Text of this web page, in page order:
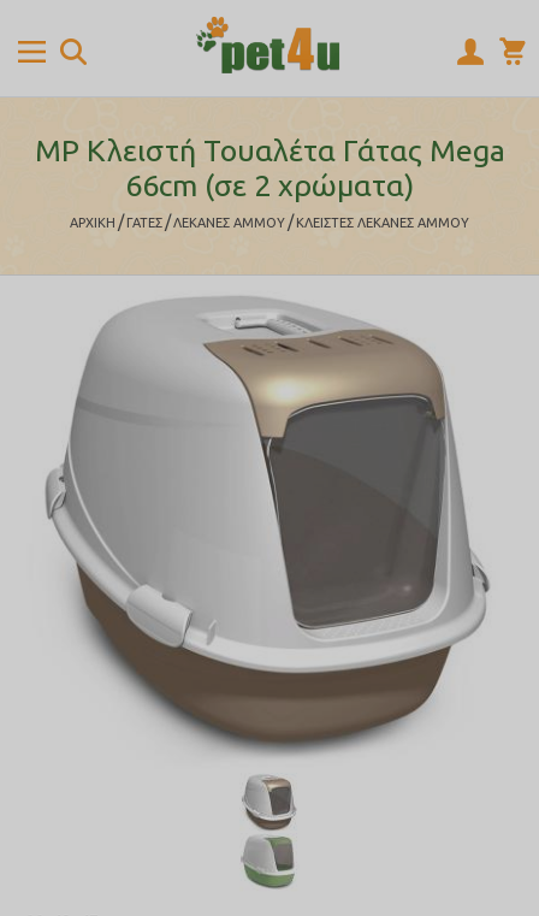
MP Κλειστή Τουαλέτα Γάτας Mega
66cm (σε 2 χρώματα)
ΑΡΧΙΚΉ / ΓΑΤΕΣ /ΛΕΚΑΝΕΣ ΑΜΜΟΥ / ΚΛΕΙΣΤΕΣ ΛΕΚΑΝΕΣ ΑΜΜΟΥ